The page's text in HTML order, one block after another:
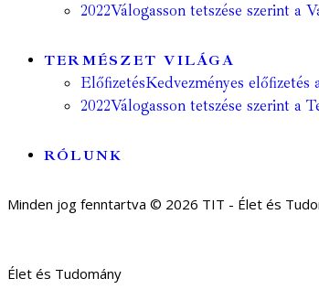
2022Válogasson tetszése szerint a
TERMÉSZET VILÁGA
ElőfizetésKedvezményes
2022Válogasson tetszése szerint a
RÓLUNK
Minden jog fenntartva © 2026 TIT - Élet és
Élet és Tudomány